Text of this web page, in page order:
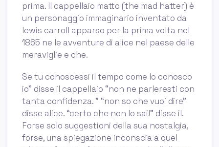
prima. Il cappellaio matto (the mad hatter) è
un personaggio immaginario inventato da
lewis carroll apparso per la prima volta nel
1865 ne le avventure di alice nel paese delle
meraviglie e che.
Se tu conoscessi il tempo come lo conosco
io” disse il cappellaio “non ne parleresti con
tanta confidenza. ” “non so che vuoi dire”
disse alice. “certo che non lo sai!” disse il.
Forse solo suggestioni della sua nostalgia,
forse, una spiegazione inconscia a quel